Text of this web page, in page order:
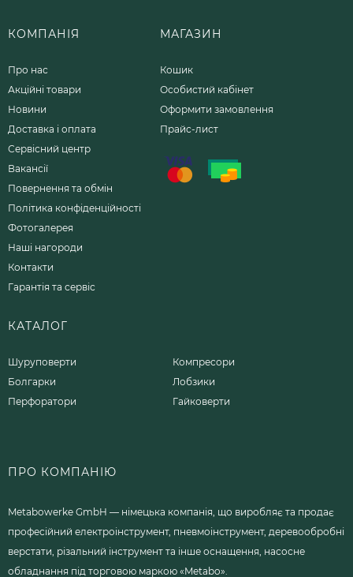
КОМПАНІЯ
Про нас
Акційні товари
Новини
Доставка і оплата
Сервісний центр
Вакансії
Повернення та обмін
Політика конфіденційності
Фотогалерея
Наші нагороди
Контакти
Гарантія та сервіс
МАГАЗИН
Кошик
Особистий кабінет
Оформити замовлення
Прайс-лист
КАТАЛОГ
Шуруповерти
Болгарки
Перфоратори
Компресори
Лобзики
Гайковерти
ПРО КОМПАНІЮ
Metabowerke GmbH — німецька компанія, що виробляє та продає
професійний електроінструмент, пневмоінструмент, деревообробні
верстати, різальний інструмент та інше оснащення, насосне
обладнання під торговою маркою «Metabo».